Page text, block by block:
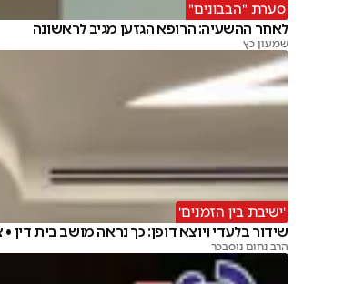
סערת "הבבונים"
לאחר ההשעיה: הרופא הגזען מגיב לראשונה
שמעון כץ
'ישיבת בין הזמנים'
שידור בלעדי ויוצא דופן: כך נראה מושב בית דין •
הרב נחום נוסבכר